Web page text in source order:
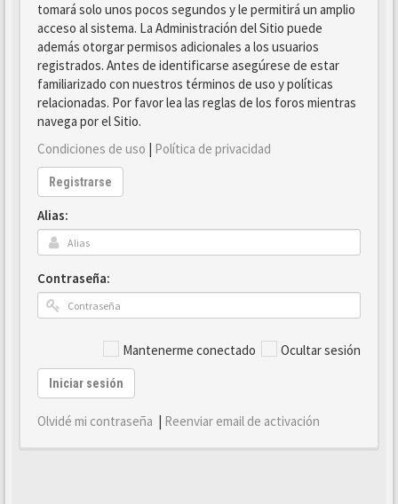
tomará solo unos pocos segundos y le permitirá un amplio
acceso al sistema. La Administración del Sitio puede
además otorgar permisos adicionales a los usuarios
registrados. Antes de identificarse asegúrese de estar
familiarizado con nuestros términos de uso y políticas
relacionadas. Por favor lea las reglas de los foros mientras
navega por el Sitio.
Condiciones de uso | Política de privacidad
Registrarse
Alias:
Contraseña:
Mantenerme conectado Ocultar sesión
Iniciar sesión
Olvidé mi contraseña | Reenviar email de activación